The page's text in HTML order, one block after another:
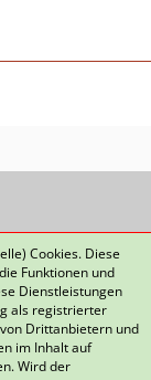
Freizeit
auf den
5. Klasse
Handy,
Trainer, an
nicht hart
Cookies. Diese
Funktionen und
Dienstleistungen
als registrierter
Drittanbietern und
im Inhalt auf
Wird der